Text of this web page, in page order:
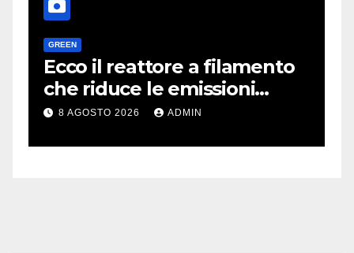
GREEN
Ecco il reattore a filamento
che riduce le emissioni
dell’industria chimica
8 AGOSTO 2026 ADMIN